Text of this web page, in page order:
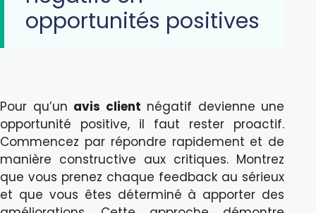
opportunités positives
Pour qu’un avis client négatif devienne une
opportunité positive, il faut rester proactif.
Commencez par répondre rapidement et de
manière constructive aux critiques. Montrez
que vous prenez chaque feedback au sérieux
et que vous êtes déterminé à apporter des